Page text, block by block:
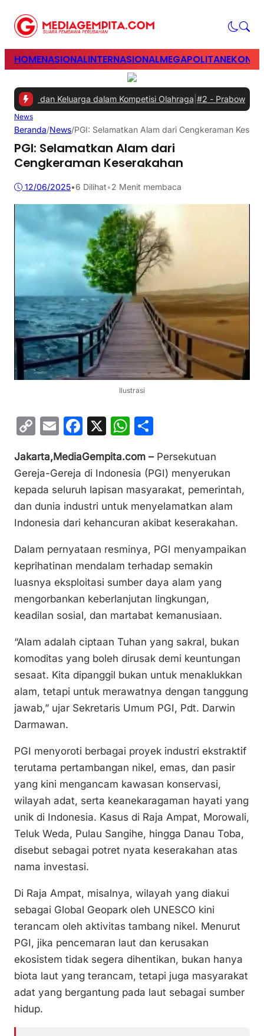
HOMENASIONALINTERNASIONALMEGAPOLITAN
dan Keluarga dalam Kompetisi Olahraga|#2 - Prabowo Minta
News
Beranda/News/PGI: Selamatkan Alam dari Cengkeraman
PGI: Selamatkan Alam dari
Cengkeraman Keserakahan
12/06/2025•6 Dilihat•2 Menit membaca
Ilustrasi
C
p
y
Li
n
E
ai
l
F
c
e
b
o
k
X
W
at
s
A
p
ar
e
Jakarta,MediaGempita.com –Persekutuan
Gereja-Gereja di Indonesia (PGI) menyerukan
kepada seluruh lapisan masyarakat, pemerintah,
dan dunia industri untuk menyelamatkan alam
Indonesia dari kehancuran akibat keserakahan.
Dalam pernyataan resminya, PGI menyampaikan
keprihatinan mendalam terhadap semakin
luasnya eksploitasi sumber daya alam yang
mengorbankan keberlanjutan lingkungan,
keadilan sosial, dan martabat kemanusiaan.
“Alam adalah ciptaan Tuhan yang sakral, bukan
komoditas yang boleh dirusak demi keuntungan
sesaat. Kita dipanggil bukan untuk menaklukkan
alam, tetapi untuk merawatnya dengan tanggung
jawab,” ujar Sekretaris Umum PGI, Pdt. Darwin
Darmawan.
PGI menyoroti berbagai proyek industri ekstraktif
terutama pertambangan nikel, emas, dan pasir
yang kini mengancam kawasan konservasi,
wilayah adat, serta keanekaragaman hayati yang
unik di Indonesia. Kasus di Raja Ampat, Morowali,
Teluk Weda, Pulau Sangihe, hingga Danau Toba,
disebut sebagai potret nyata keserakahan atas
nama investasi.
Di Raja Ampat, misalnya, wilayah yang diakui
sebagai Global Geopark oleh UNESCO kini
terancam oleh aktivitas tambang nikel. Menurut
PGI, jika pencemaran laut dan kerusakan
ekosistem tidak segera dihentikan, bukan hanya
biota laut yang terancam, tetapi juga masyarakat
adat yang bergantung pada laut sebagai sumber
hidup.